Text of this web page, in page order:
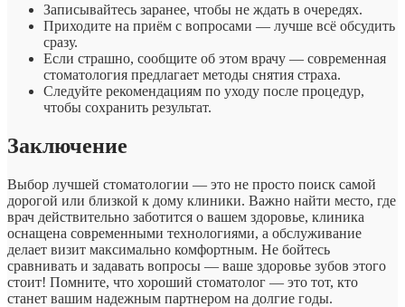
Записывайтесь заранее, чтобы не ждать в очередях.
Приходите на приём с вопросами — лучше всё обсудить
сразу.
Если страшно, сообщите об этом врачу — современная
стоматология предлагает методы снятия страха.
Следуйте рекомендациям по уходу после процедур,
чтобы сохранить результат.
Заключение
Выбор лучшей стоматологии — это не просто поиск самой
дорогой или близкой к дому клиники. Важно найти место, где
врач действительно заботится о вашем здоровье, клиника
оснащена современными технологиями, а обслуживание
делает визит максимально комфортным. Не бойтесь
сравнивать и задавать вопросы — ваше здоровье зубов этого
стоит! Помните, что хороший стоматолог — это тот, кто
станет вашим надежным партнером на долгие годы.